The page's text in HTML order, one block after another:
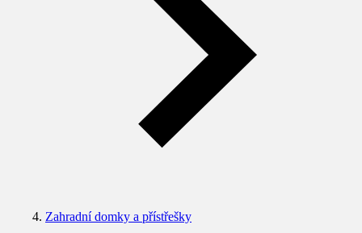
Zahradní domky a přístřešky